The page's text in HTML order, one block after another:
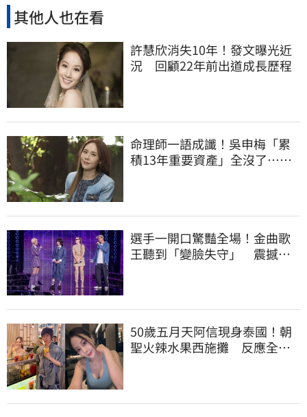
其他人也在看
許慧欣消失10年！發文曝光近
況 回顧22年前出道成長歷程
命理師一語成讖！吳申梅「累
積13年重要資產」全沒了…急
選手一開口驚豔全場！金曲歌
王聽到「變臉失守」 震撼畫
50歲五月天阿信現身泰國！朝
聖火辣水果西施攤 反應全曝